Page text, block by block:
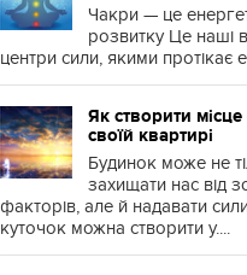
Чакри — це
розвитку Це наші
центри сили, якими протікає
Як створити
своїй квартирі
Будинок може не
захищати нас від
факторів, але й надавати
куточок можна створити у....